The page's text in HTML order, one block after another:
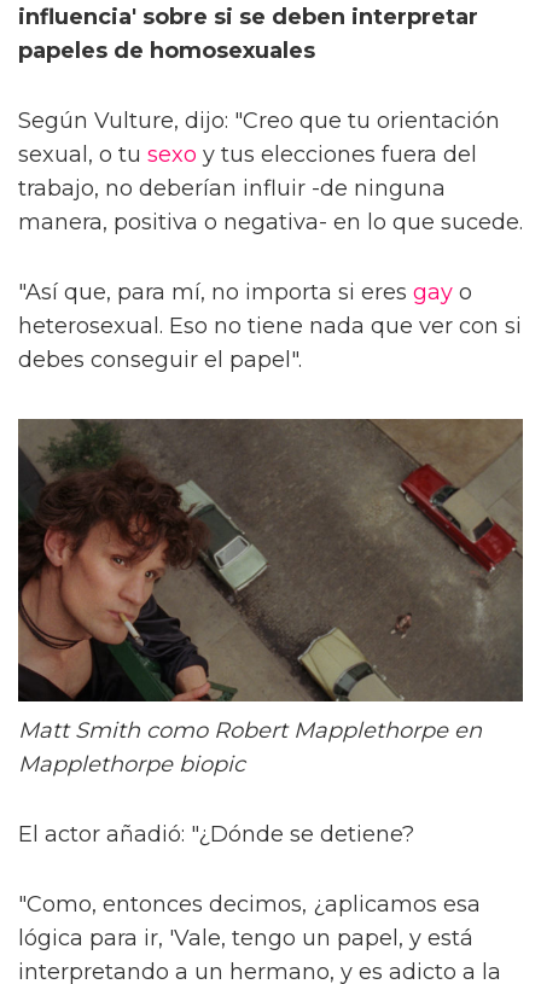
influencia' sobre si se deben interpretar
papeles de homosexuales
Según Vulture, dijo: "Creo que tu orientación
sexual, o tu sexo y tus elecciones fuera del
trabajo, no deberían influir -de ninguna
manera, positiva o negativa- en lo que sucede.
"Así que, para mí, no importa si eres gay o
heterosexual. Eso no tiene nada que ver con si
debes conseguir el papel".
Matt Smith como Robert Mapplethorpe en
Mapplethorpe biopic
El actor añadió: "¿Dónde se detiene?
"Como, entonces decimos, ¿aplicamos esa
lógica para ir, 'Vale, tengo un papel, y está
interpretando a un hermano, y es adicto a la